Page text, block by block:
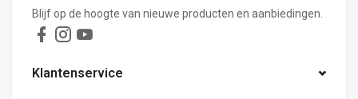
Blijf op de hoogte van nieuwe producten en aanbiedingen.
Klantenservice